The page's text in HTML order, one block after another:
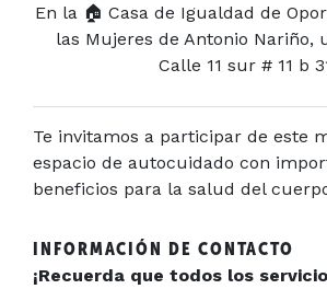
En la 🏠 Casa de Igualdad de
las Mujeres de Antonio Nariño,
Calle 11 sur # 11 b
Te invitamos a participar de este
espacio de autocuidado con
beneficios para la salud del
INFORMACIÓN DE CONTACTO
¡Recuerda que todos los